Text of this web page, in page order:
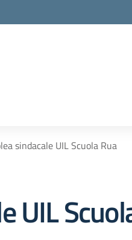
sindacale UIL Scuola Rua
UIL